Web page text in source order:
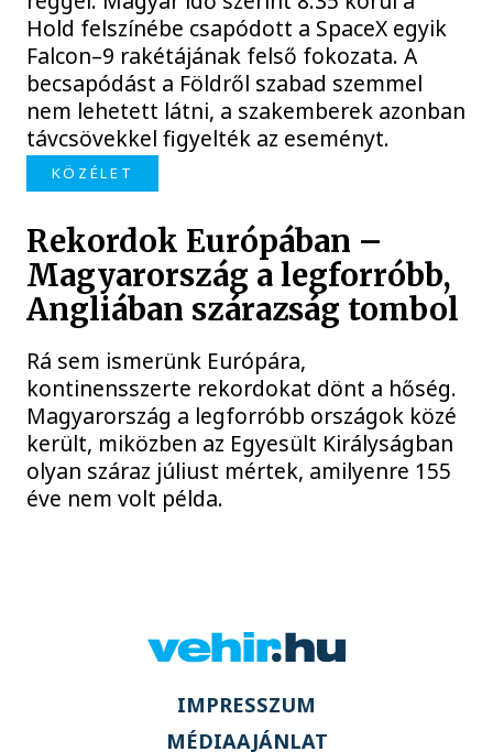
Hold felszínébe csapódott a SpaceX egyik
Falcon–9 rakétájának felső fokozata. A
becsapódást a Földről szabad szemmel
nem lehetett látni, a szakemberek azonban
távcsövekkel figyelték az eseményt.
KÖZÉLET
Rekordok Európában –
Magyarország a legforróbb,
Angliában szárazság tombol
Rá sem ismerünk Európára,
kontinensszerte rekordokat dönt a hőség.
Magyarország a legforróbb országok közé
került, miközben az Egyesült Királyságban
olyan száraz júliust mértek, amilyenre 155
éve nem volt példa.
IMPRESSZUM
MÉDIAAJÁNLAT